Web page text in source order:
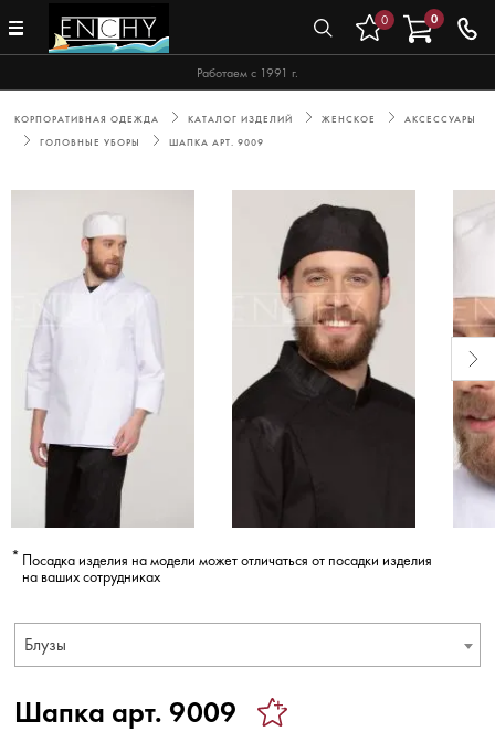
Работаем с 1991 г.
0 0
КОРПОРАТИВНАЯ ОДЕЖДА КАТАЛОГ ИЗДЕЛИЙ ЖЕНСКОЕ
АКСЕССУАРЫ
ГОЛОВНЫЕ УБОРЫ
ШАПКА АРТ. 9009
Посадка изделия на модели может отличаться от посадки изделия
на ваших сотрудниках
Блузы
Шапка арт. 9009